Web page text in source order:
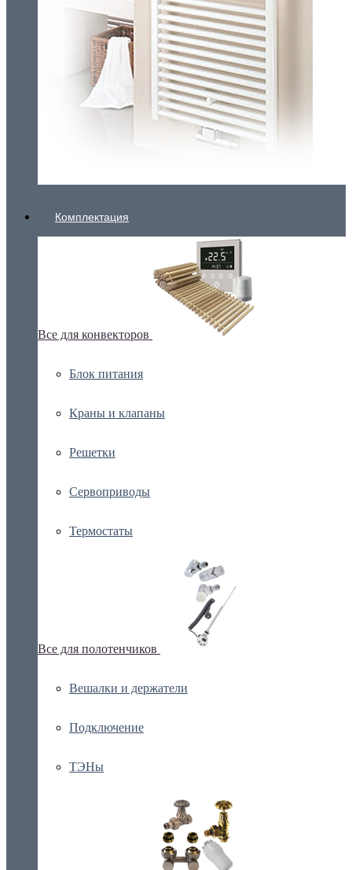
Комплектация
Все для конвекторов
Блок питания
Краны и клапаны
Решетки
Сервоприводы
Термостаты
Все для полотенчиков
Вешалки и держатели
Подключение
ТЭНы